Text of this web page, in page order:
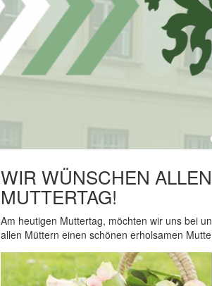
WIR WÜNSCHEN
MUTTERTAG!
Am heutigen Muttertag, möchten wir uns bei
allen Müttern einen schönen erholsamen